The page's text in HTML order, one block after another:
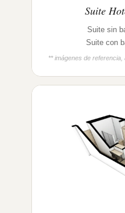
Suite
Suite sin
Suite con
** imágenes de